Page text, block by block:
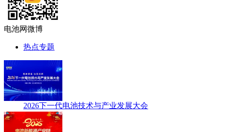
电池网微博
热点专题
2026下一代电池技术与产业发展大会